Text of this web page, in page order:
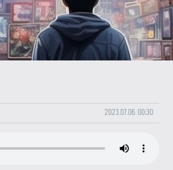
2023.07.06. 00:30